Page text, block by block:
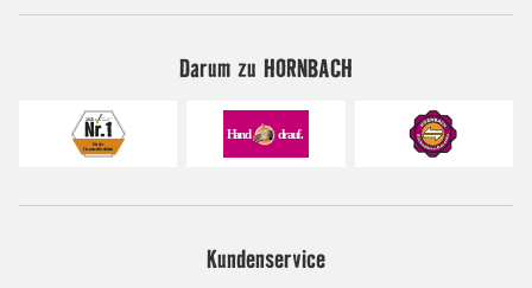
Darum zu HORNBACH
Kundenservice